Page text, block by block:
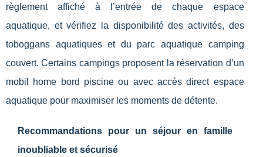
règlement affiché à l’entrée de chaque espace
aquatique, et vérifiez la disponibilité des activités, des
toboggans aquatiques et du parc aquatique camping
couvert. Certains campings proposent la réservation d’un
mobil home bord piscine ou avec accès direct espace
aquatique pour maximiser les moments de détente.
Recommandations pour un séjour en famille
inoubliable et sécurisé